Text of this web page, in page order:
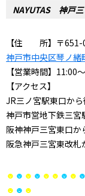
NAYUTAS 神戸
【住 所】〒651-
神戸市中央区琴ノ
【営業時間】11:00
【アクセス】
JR三ノ宮駅東口か
神戸市営地下鉄三
阪神神戸三宮東口か
阪急神戸三宮東改札
☻ ☻ ☻ ☻ ☻☻ ☻ ☻ ☻
☻ ☻ ☻